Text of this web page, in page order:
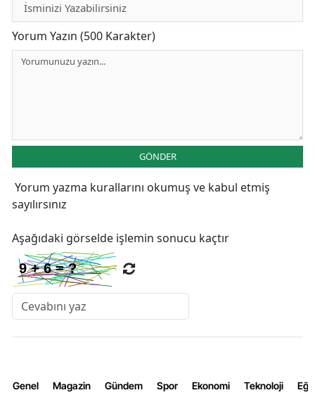
Yorum Yazın (500 Karakter)
GÖNDER
Yorum yazma kurallarını okumuş ve kabul etmiş
sayılırsınız
Aşağıdaki görselde işlemin sonucu kaçtır
Genel Magazin Gündem Spor Ekonomi Teknoloji